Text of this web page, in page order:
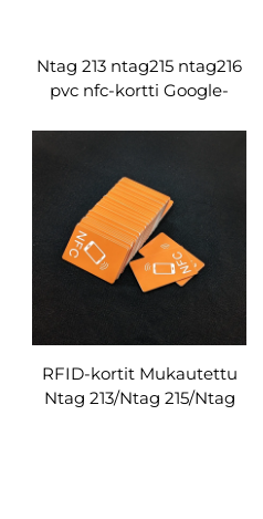
Ntag 213 ntag215 ntag216
pvc nfc-kortti Google-
RFID-kortit Mukautettu
Ntag 213/Ntag 215/Ntag